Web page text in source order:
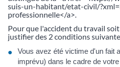
suis-un-habitant/etat-civil/
professionnelle</a>.
Pour que l'accident du travail
justifier des 2 conditions
Vous avez été victime d'un fait
imprévu) dans le cadre de